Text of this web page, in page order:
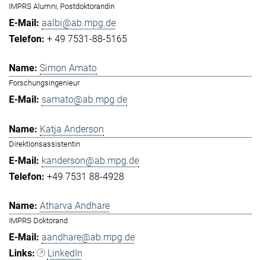
IMPRS Alumni, Postdoktorandin
aalbi@ab.mpg.de
+ 49 7531-88-5165
Simon Amato
Forschungsingenieur
samato@ab.mpg.de
Katja Anderson
Direktionsassistentin
kanderson@ab.mpg.de
+49 7531 88-4928
Atharva Andhare
IMPRS Doktorand
aandhare@ab.mpg.de
LinkedIn